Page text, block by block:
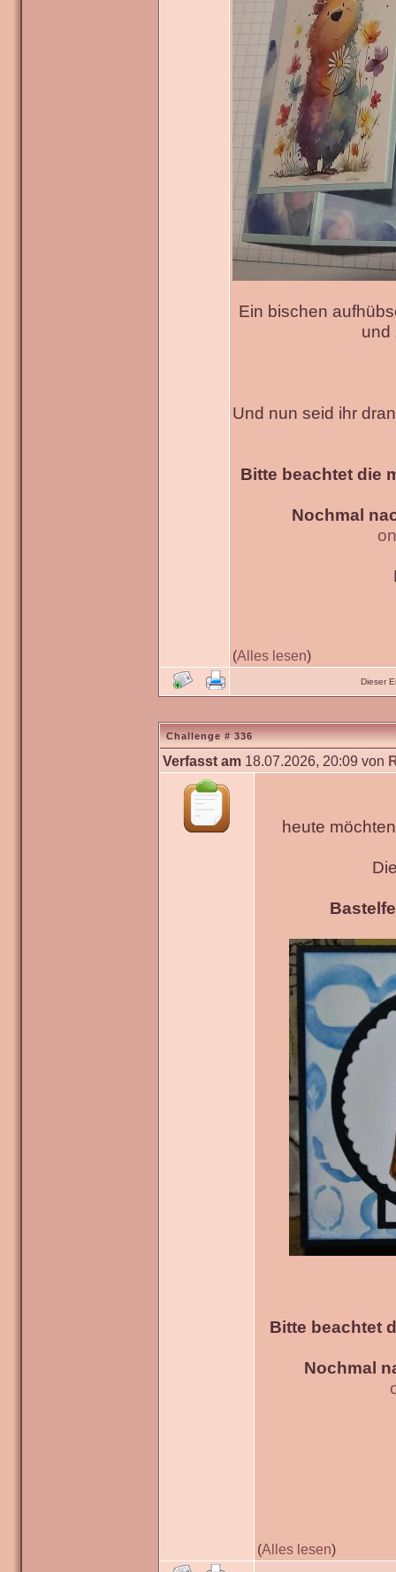
Ein bischen
und
Und nun seid ihr
Bitte beachtet die
Nochmal
(Alles lesen)
Dieser
Challenge # 336
Verfasst am 18.07.2026, 20:09 von
heute
Bitte beachtet
Nochmal
(Alles lesen)